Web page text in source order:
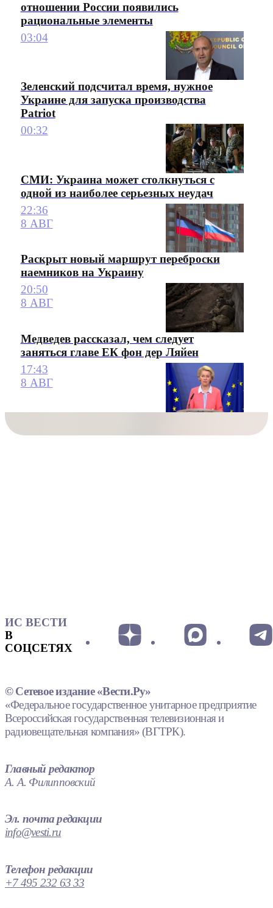
отношении России появились
рациональные элементы
03:04
Зеленский подсчитал время, нужное
Украине для запуска производства
Patriot
00:32
СМИ: Украина может столкнуться с
одной из наиболее серьезных неудач
22:36
8 АВГ
Раскрыт новый маршрут переброски
наемников на Украину
20:50
8 АВГ
Медведев рассказал, чем следует
заняться главе ЕК фон дер Ляйен
17:43
8 АВГ
ИС ВЕСТИ
В
СОЦСЕТЯХ
© Сетевое издание «Вести.Ру»
«Федеральное государственное унитарное предприятие
Всероссийская государственная телевизионная и
радиовещательная компания» (ВГТРК).
Главный редактор
А. А. Филипповский
Эл. почта редакции
info@vesti.ru
Телефон редакции
+7 495 232 63 33